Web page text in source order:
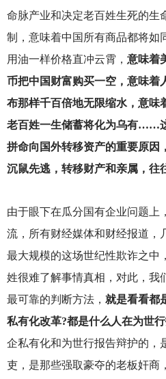
命脉产业和决定老百姓生死的生
制，意味着中国所有商品都将如
用油一样价格直冲云霄， 意味着
币把中国财富购买一空，意味着
布那样千百倍地无限缩水，意味
老百姓一生储蓄将化为乌有……
拼命向国外转移资产的重要原因
沉鼠先逃，转移财产和亲属，往
由于眼下在瓜分国有企业问题上
流，所有财经媒体和财经报道，
最大规模的这场世纪性欺诈之中
姓很难了解事情真相，对此，我
最可靠的判断方法， 就是看看都
私有化改革?都是什么人在为世
企私有化和为世行报告辩护的，
吏，是那些强取豪夺的老板奸商